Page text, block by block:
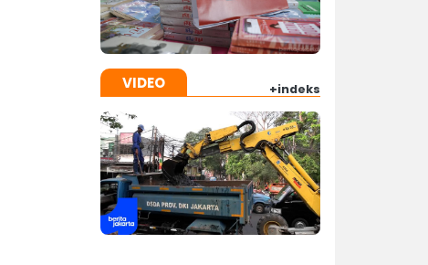
VIDEO +indeks